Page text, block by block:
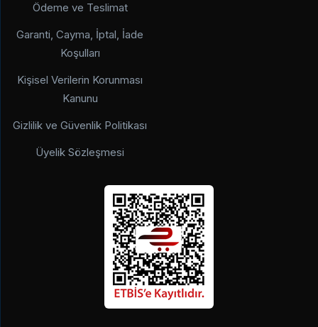
Ödeme ve Teslimat
Garanti, Cayma, İptal, İade
Koşulları
Kişisel Verilerin Korunması
Kanunu
Gizlilik ve Güvenlik Politikası
Üyelik Sözleşmesi